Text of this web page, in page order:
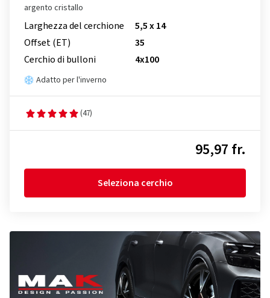
argento cristallo
Larghezza del cerchione
5,5 x 14
Offset (ET)
35
Cerchio di bulloni
4x100
Adatto per l'inverno
(47)
95,97 fr.
Seleziona cerchio